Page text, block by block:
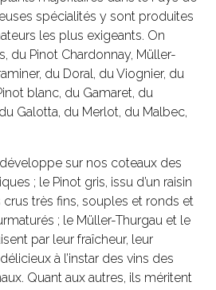
spécialités y sont produites
les plus exigeants. On
du Pinot Chardonnay, Müller-
du Doral, du Viognier, du
blanc, du Gamaret, du
Galotta, du Merlot, du Malbec,
sur nos coteaux des
; le Pinot gris, issu d’un raisin
très fins, souples et ronds et
; le Müller-Thurgau et le
par leur fraîcheur, leur
à l’instar des vins des
Quant aux autres, ils méritent